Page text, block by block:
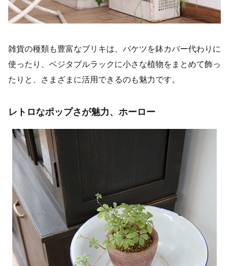
雑貨の種類も豊富なブリキは、バケツを鉢カバー代わりに
使ったり、ベジタブルラックに小さな植物をまとめて飾っ
たりと、さまざまに活用できるのも魅力です。
レトロなポップさが魅力、ホーロー